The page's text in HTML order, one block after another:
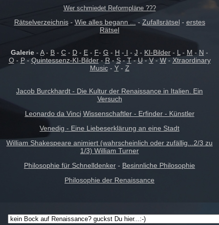
Wer schmiedet Reformpläne ???
Rätselverzeichnis- Wie alles begann ... - Zufallsrätsel- erstes
Rätsel
Galerie - A- B - C - D - E - F- G - H - I - J - KI-Bilder - L - M - N -
O- P-Quintessenz-KI-Bilder- R-S-T-U-V-W- Xtraordinary
Music- Y- Z
Jacob Burckhardt - Die Kultur der Renaissance in Italien. Ein
Versuch
Leonardo da Vinci Wissenschaftler - Erfinder - Künstler
Venedig - Eine Liebeserklärung an eine Stadt
William Shakespeare animiert (wahrscheinlich oder zufällig...2/3 zu
1/3) William Turner
Philosophie für Schnelldenker - Besinnliche Philosophie
Philosophie der Renaissance